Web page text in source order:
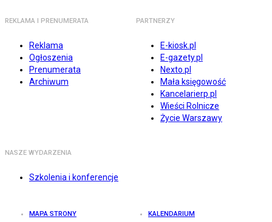
REKLAMA I PRENUMERATA
Reklama
Ogłoszenia
Prenumerata
Archiwum
PARTNERZY
E-kiosk.pl
E-gazety.pl
Nexto.pl
Mała księgowość
Kancelarierp.pl
Wieści Rolnicze
Życie Warszawy
NASZE WYDARZENIA
Szkolenia i konferencje
MAPA STRONY KALENDARIUM